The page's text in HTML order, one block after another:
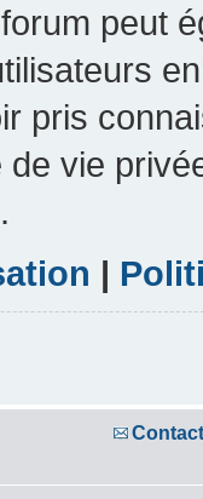
peut
pris
vie
|
Contact